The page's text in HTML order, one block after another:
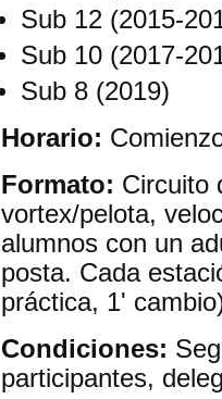
Sub 12 (2015-
Sub 10 (2017-
Sub 8 (2019)
Horario:
Formato: Circuito
vortex/pelota,
alumnos con un
posta. Cada
práctica, 1'
Condiciones:
participantes,